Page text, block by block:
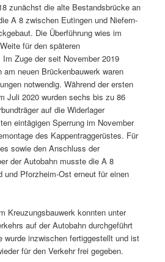
zunächst die alte Bestandsbrücke an
A 8 zwischen Eutingen und Niefern-
Die Überführung wies im
für den späteren
Zuge der seit November 2019
am neuen Brückenbauwerk waren
notwendig. Während der ersten
Juli 2020 wurden sechs bis zu 86
auf die Widerlager
eintägigen Sperrung im November
des Kappentraggerüstes. Für
sowie den Anschluss der
der Autobahn musste die A 8
und Pforzheim-Ost erneut für einen
Kreuzungsbauwerk konnten unter
auf der Autobahn durchgeführt
wurde inzwischen fertiggestellt und ist
für den Verkehr frei gegeben.